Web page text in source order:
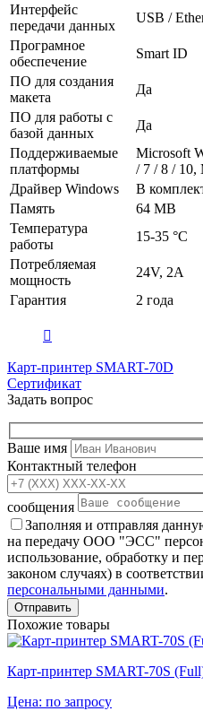
Интерфейс
передачи данных
USB /
Програмное
обеспечение
Smart ID
ПО для создания
макета
Да
ПО для работы с
базой данных
Да
Поддерживаемые
платформы
Microsoft
/ 7 / 8 / 10,
Драйвер Windows
В
Память
64 MB
Температура
работы
15-35 °C
Потребляемая
мощность
24V, 2A
Гарантия
2 года
Карт-принтер SMART-70D
Сертификат
Задать вопрос
Ваше имя
Контактный телефон
сообщения
Заполняя и отправляя
на передачу ООО "ЭСС"
использование, обработку и
законом случаях) в
персональными данными.
Похожие товары
Карт-принтер SMART-70S
Цена: по запросу